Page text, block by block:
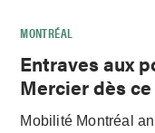
MONTRÉAL
Entraves aux
Mercier dès
Mobilité Montréal